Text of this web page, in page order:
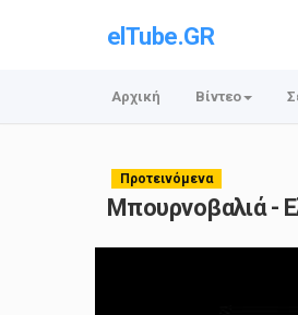
elTube.GR
Αρχική Βίντεο
Προτεινόμενα
Μπουρνοβαλιά -